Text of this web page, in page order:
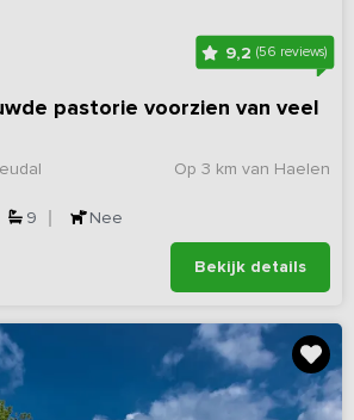
9,2 (56 reviews)
pastorie voorzien van veel
Op 3 km van Haelen
9 Nee
Bekijk details